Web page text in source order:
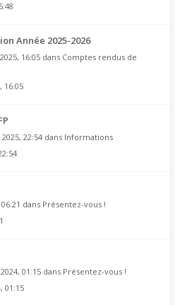
Année 2025-2026
16:05 dans Comptes rendus de
16:05
22:54 dans Informations
dans Présentez-vous !
01:15 dans Présentez-vous !
01:15